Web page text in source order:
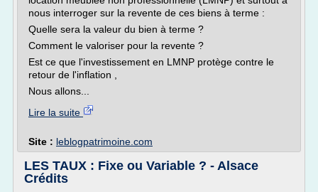
nous interroger sur la revente de ces biens à terme :
Quelle sera la valeur du bien à terme ?
Comment le valoriser pour la revente ?
Est ce que l'investissement en LMNP protège contre le
retour de l'inflation ,
Nous allons...
Lire la suite
Site : leblogpatrimoine.com
LES TAUX : Fixe ou Variable ? - Alsace
Crédits